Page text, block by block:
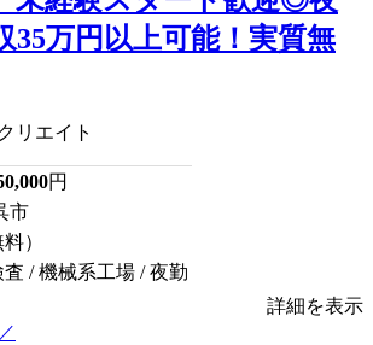
35万円以上可能！実質無
リエイト
円
市
）
/ 機械系工場 / 夜勤
詳細を表示